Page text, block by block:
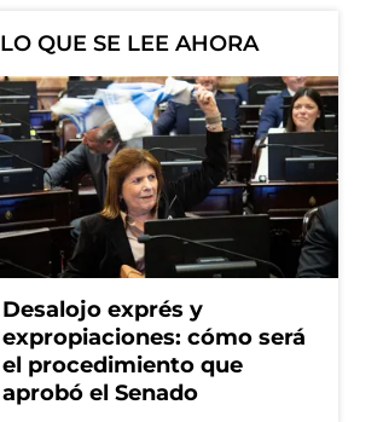
LO QUE SE LEE AHORA
Desalojo exprés y
expropiaciones: cómo será
el procedimiento que
aprobó el Senado